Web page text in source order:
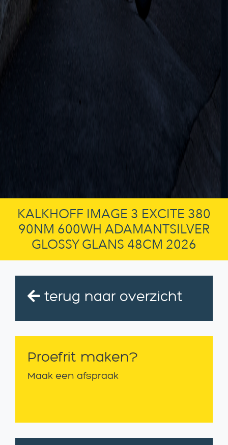
KALKHOFF IMAGE 3 EXCITE 380
90NM 600WH ADAMANTSILVER
GLOSSY GLANS 48CM 2026
terug naar overzicht
Proefrit maken?
Maak een afspraak